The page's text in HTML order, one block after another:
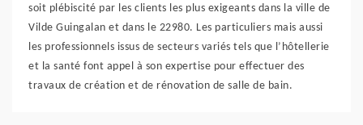
soit plébiscité par les clients les plus exigeants dans la ville de
Vilde Guingalan et dans le 22980. Les particuliers mais aussi
les professionnels issus de secteurs variés tels que l’hôtellerie
et la santé font appel à son expertise pour effectuer des
travaux de création et de rénovation de salle de bain.